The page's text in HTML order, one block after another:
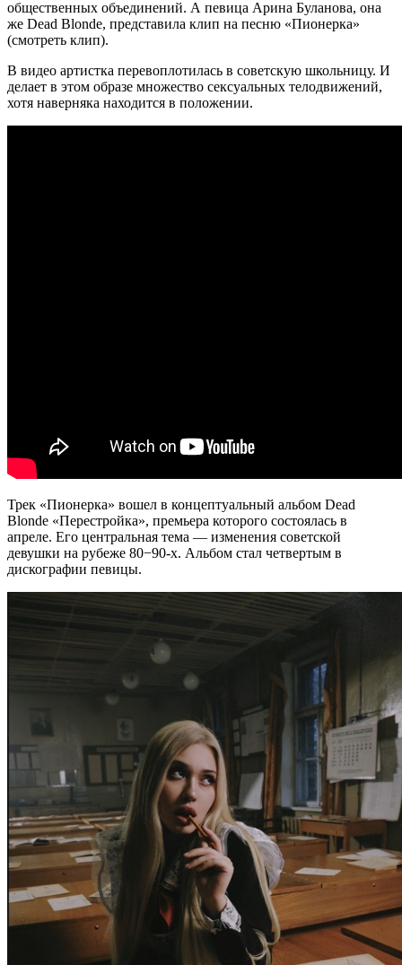
общественных объединений. А певица Арина Буланова, она
же Dead Blonde, представила клип на песню «Пионерка»
(смотреть клип).
В видео артистка перевоплотилась в советскую школьницу. И
делает в этом образе множество сексуальных телодвижений,
хотя наверняка находится в положении.
Трек «Пионерка» вошел в концептуальный альбом Dead
Blonde «Перестройка», премьера которого состоялась в
апреле. Его центральная тема — изменения советской
девушки на рубеже 80−90-х. Альбом стал четвертым в
дискографии певицы.